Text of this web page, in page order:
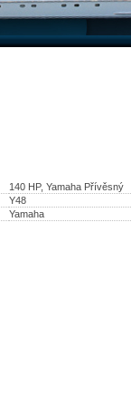
140 HP, Yamaha Přívěsný
Y48
Yamaha